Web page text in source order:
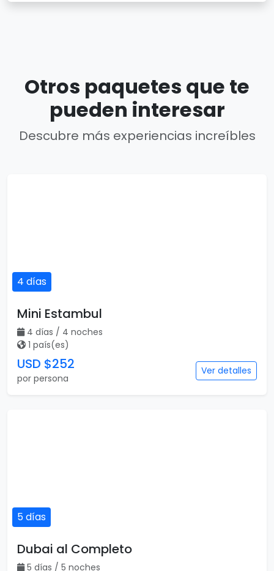
Otros paquetes que te
pueden interesar
Descubre más experiencias increíbles
4 días
Mini Estambul
4 días / 4 noches
1 país(es)
USD $252
por persona
Ver detalles
5 días
Dubai al Completo
5 días / 5 noches